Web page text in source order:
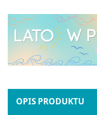
OPIS PRODUKTU